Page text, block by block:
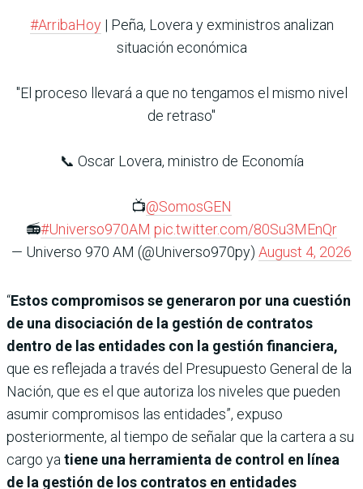
#ArribaHoy| Peña, Lovera y exministros analizan
situación económica
"El proceso llevará a que no tengamos el mismo nivel
de retraso"
📞 Oscar Lovera, ministro de Economía
📺@SomosGEN
📻#Universo970AM pic.twitter.com/80Su3MEnQr
— Universo 970 AM (@Universo970py) August 4, 2026
“Estos compromisos se generaron por una cuestión
de una disociación de la gestión de contratos
dentro de las entidades con la gestión financiera,
que es reflejada a través del Presupuesto General de la
Nación, que es el que autoriza los niveles que pueden
asumir compromisos las entidades”, expuso
posteriormente, al tiempo de señalar que la cartera a su
cargo yatiene una herramienta de control en línea
de la gestión de los contratos en entidades